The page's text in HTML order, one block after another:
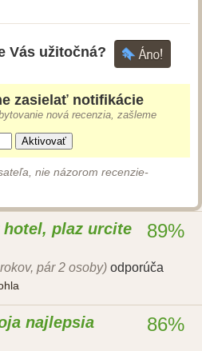
Vás užitočná?
zasielať notifikácie
nová recenzia, zašleme
Aktivovať
nie názorom recenzie-
plaz urcite
pár 2 osoby) odporúča
89%
najlepsia
86%